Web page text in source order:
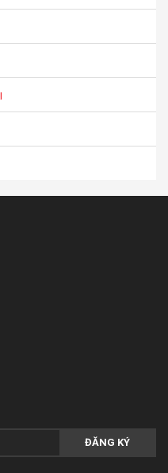
ĐĂNG KÝ